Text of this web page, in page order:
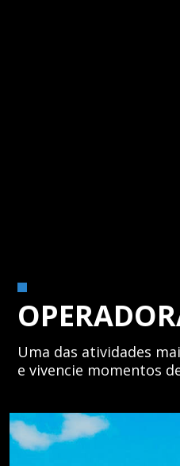
Uma das atividades
e vivencie momentos